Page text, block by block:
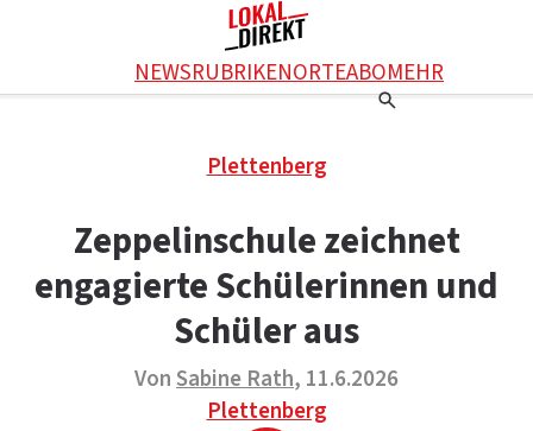
NEWSRUBRIKENORTEABOMEHR
Werbung schalten
Kontakt
Das Team
Über uns
KONTAKT
DAS TEAM
ÜBER UNS
Plettenberg
Zeppelinschule zeichnet
engagierte Schülerinnen und
Schüler aus
VonSabine Rath, 11.6.2026
Plettenberg
Drucken